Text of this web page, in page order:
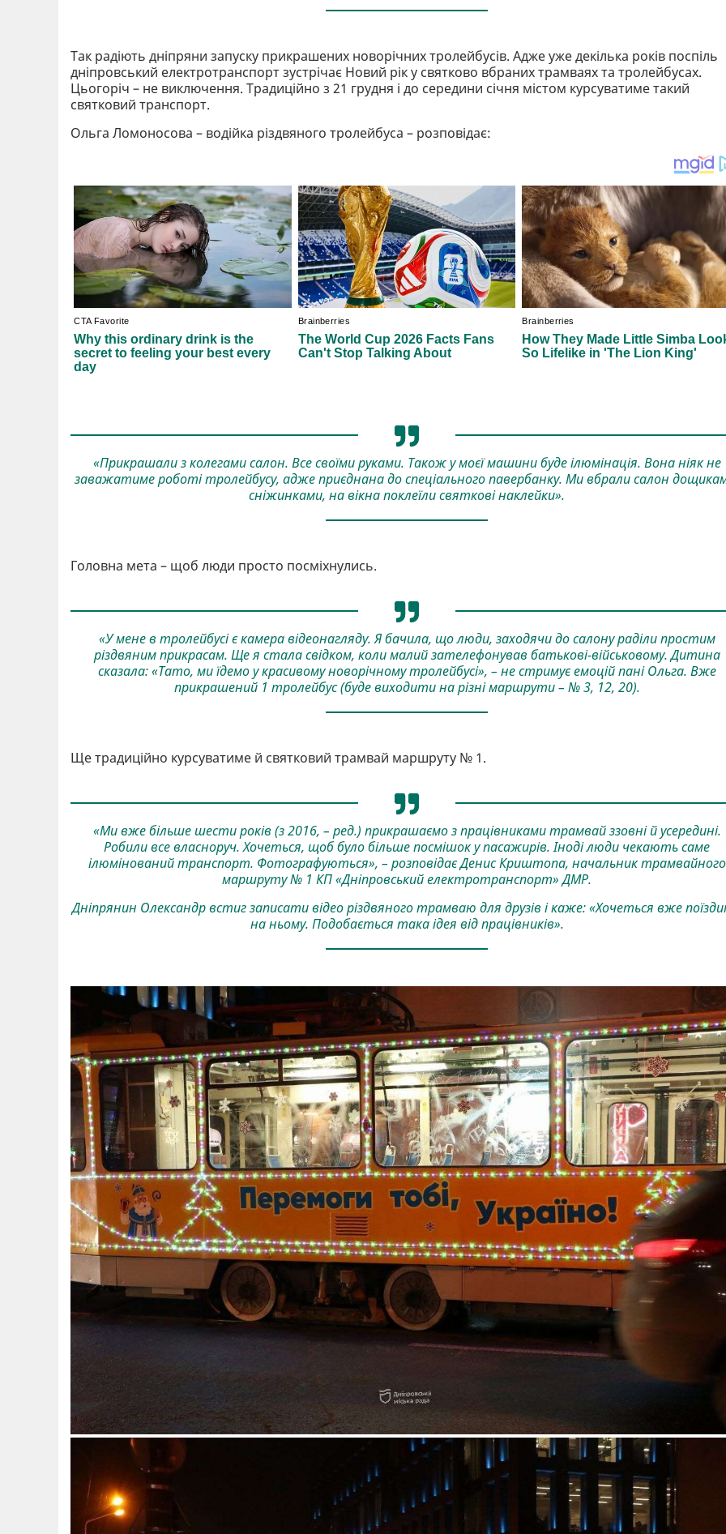
Так радіють дніпряни запуску прикрашених новорічних тролейбусів. Адже уже декілька років поспіль
дніпровський електротранспорт зустрічає Новий рік у святково вбраних трамваях та тролейбусах.
Цьогоріч – не виключення. Традиційно з 21 грудня і до середини січня містом курсуватиме такий
святковий транспорт.
Ольга Ломоносова – водійка різдвяного тролейбуса – розповідає:
«Прикрашали з колегами салон. Все своїми руками. Також у моєї машини буде ілюмінація. Вона ніяк не
заважатиме роботі тролейбусу, адже приєднана до спеціального павербанку. Ми вбрали салон
сніжинками, на вікна поклеїли святкові наклейки».
Головна мета – щоб люди просто посміхнулись.
«У мене в тролейбусі є камера відеонагляду. Я бачила, що люди, заходячи до салону раділи простим
різдвяним прикрасам. Ще я стала свідком, коли малий зателефонував батькові-військовому. Дитина
сказала: «Тато, ми їдемо у красивому новорічному тролейбусі», – не стримує емоцій пані Ольга. Вже
прикрашений 1 тролейбус (буде виходити на різні маршрути – № 3, 12, 20).
Ще традиційно курсуватиме й святковий трамвай маршруту № 1.
«Ми вже більше шести років (з 2016, – ред.) прикрашаємо з працівниками трамвай ззовні й усередині.
Робили все власноруч. Хочеться, щоб було більше посмішок у пасажирів. Іноді люди чекають саме
ілюмінований транспорт. Фотографуються», – розповідає Денис Криштопа, начальник трамвайного
маршруту № 1 КП «Дніпровський електротранспорт» ДМР.
Дніпрянин Олександр встиг записати відео різдвяного трамваю для друзів і каже: «Хочеться вже
на ньому. Подобається така ідея від працівників».